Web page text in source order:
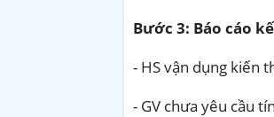
Bước 3: Báo cáo
- HS vận dụng kiến
- GV chưa yêu cầu